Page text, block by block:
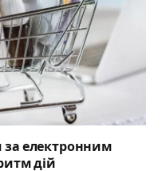
електронним
дій